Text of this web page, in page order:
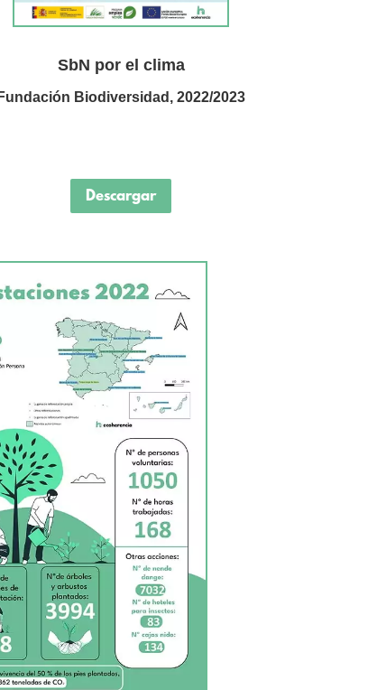
SbN por el clima
Fundación Biodiversidad, 2022/2023
Descargar